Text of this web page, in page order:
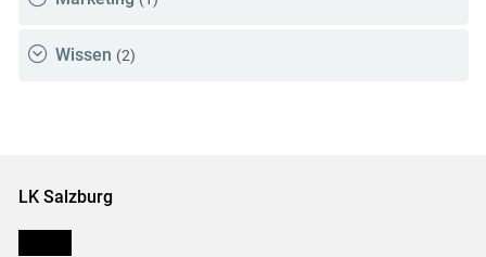
Wissen (2)
LK Salzburg